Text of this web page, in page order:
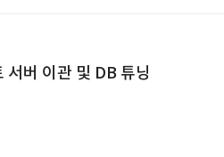
버 이관 및 DB 튜닝